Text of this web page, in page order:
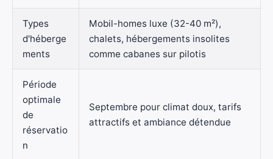
Types
d'héberge
ments
Mobil-homes luxe (32-40 m²),
chalets, hébergements insolites
comme cabanes sur pilotis
Période
optimale
de
réservatio
n
Septembre pour climat doux, tarifs
attractifs et ambiance détendue